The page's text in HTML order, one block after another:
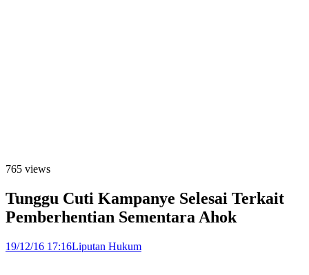
765 views
Tunggu Cuti Kampanye Selesai Terkait
Pemberhentian Sementara Ahok
19/12/16 17:16Liputan Hukum